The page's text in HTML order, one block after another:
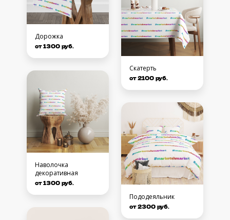
Дорожка
от 1300 руб.
Наволочка
декоративная
от 1300 руб.
Скатерть
от 2100 руб.
Пододеяльник
от 2300 руб.